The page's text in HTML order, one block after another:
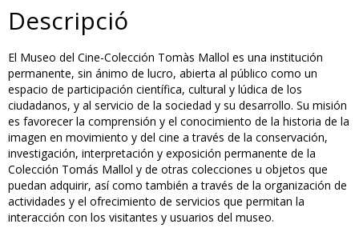
Descripció
El Museo del Cine-Colección Tomàs Mallol es una institución
permanente, sin ánimo de lucro, abierta al público como un
espacio de participación científica, cultural y lúdica de los
ciudadanos, y al servicio de la sociedad y su desarrollo. Su misión
es favorecer la comprensión y el conocimiento de la historia de la
imagen en movimiento y del cine a través de la conservación,
investigación, interpretación y exposición permanente de la
Colección Tomás Mallol y de otras colecciones u objetos que
puedan adquirir, así como también a través de la organización de
actividades y el ofrecimiento de servicios que permitan la
interacción con los visitantes y usuarios del museo.